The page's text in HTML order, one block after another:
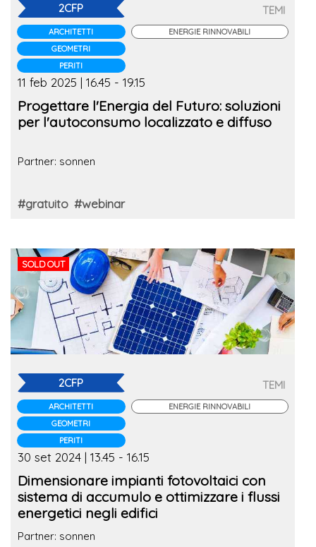
2CFP
ARCHITETTI
GEOMETRI
PERITI
TEMI
ENERGIE RINNOVABILI
11 feb 2025 | 16.45 - 19.15
Progettare l'Energia del Futuro: soluzioni
per l'autoconsumo localizzato e diffuso
Partner: sonnen
#gratuito #webinar
SOLD OUT
2CFP
ARCHITETTI
GEOMETRI
PERITI
TEMI
ENERGIE RINNOVABILI
30 set 2024 | 13.45 - 16.15
Dimensionare impianti fotovoltaici con
sistema di accumulo e ottimizzare i flussi
energetici negli edifici
Partner: sonnen